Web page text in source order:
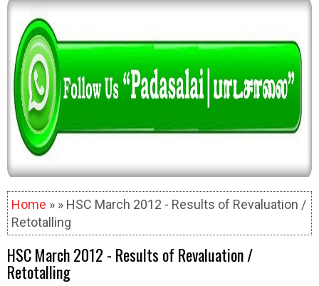
Home » » HSC March 2012 - Results of Revaluation /
Retotalling
HSC March 2012 - Results of Revaluation /
Retotalling